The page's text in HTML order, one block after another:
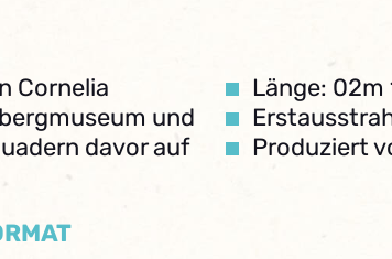
Cornelia
und
davor auf
Länge: 02m
Produziert